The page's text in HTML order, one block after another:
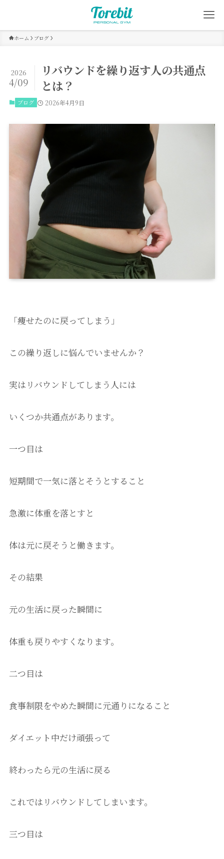
ホーム ブログ
リバウンドを繰り返す人の共通点
とは？
2026
4/09
ブログ 2026年4月9日
「痩せたのに戻ってしまう」
この繰り返しに悩んでいませんか？
実はリバウンドしてしまう人には
いくつか共通点があります。
一つ目は
短期間で一気に落とそうとすること
急激に体重を落とすと
体は元に戻そうと働きます。
その結果
元の生活に戻った瞬間に
体重も戻りやすくなります。
二つ目は
食事制限をやめた瞬間に元通りになること
ダイエット中だけ頑張って
終わったら元の生活に戻る
これではリバウンドしてしまいます。
三つ目は